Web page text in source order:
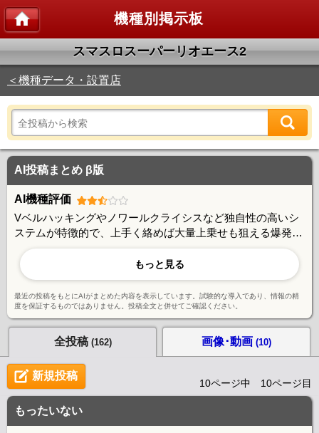
機種別掲示板
スマスロスーパーリオエース2
＜機種データ・設置店
AI投稿まとめ β版
AI機種評価
Vベルハッキングやノワールクライシスなど独自性の高いシ
ステムが特徴的で、上手く絡めば大量上乗せも狙える爆発力
を持つ。一方で、AT中のバトル勝率や上乗せ頻度に課題を感
じる声も多く、レア役の重さや期待値とのギャップを指摘す
る意見もある。引き次第で大きく結果が変わる仕様に賛否が
あり、安定志向のユーザーには厳しいとの評価も見られる。
もっと見る
最近の投稿をもとにAIがまとめた内容を表示しています。試験的な導入であり、情報の精
度を保証するものではありません。投稿全文と併せてご確認ください。
全投稿 (162) 画像･動画 (10)
新規投稿
10ページ中 10ページ目
もったいない